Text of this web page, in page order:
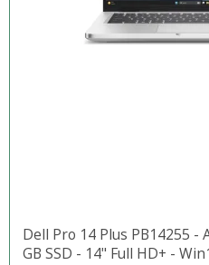
Dell Pro 14 Plus PB14255 -
GB SSD - 14" Full HD+ -